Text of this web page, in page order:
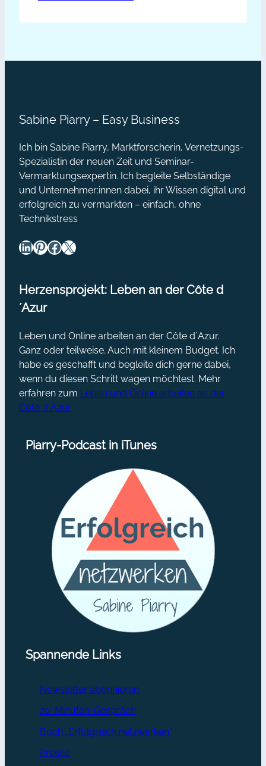
verläuft das Ringen um Kunden
entspannt und clever wie der Igel
Blogparaden
Sabine Piarry – Easy Business
Ich bin Sabine Piarry, Marktforscherin, Vernetzungs-
Spezialistin der neuen Zeit und Seminar-
Vermarktungsexpertin. Ich begleite Selbständige
und Unternehmer:innen dabei, ihr Wissen digital und
erfolgreich zu vermarkten – einfach, ohne
Technikstress
LinkedIn Pinterest Facebook X
Herzensprojekt: Leben an der Côte d
´Azur
Leben und Online arbeiten an der Côte d´Azur.
Ganz oder teilweise. Auch mit kleinem Budget. Ich
habe es geschafft und begleite dich gerne dabei,
wenn du diesen Schritt wagen möchtest. Mehr
erfahren zum Leben und Online arbeiten an der
Côte d´Azur
Piarry-Podcast in iTunes
Spannende Links
Newsletter abonnieren
20-Minuten-Gespräch
Buch „Erfolgreich netzwerken“
Presse